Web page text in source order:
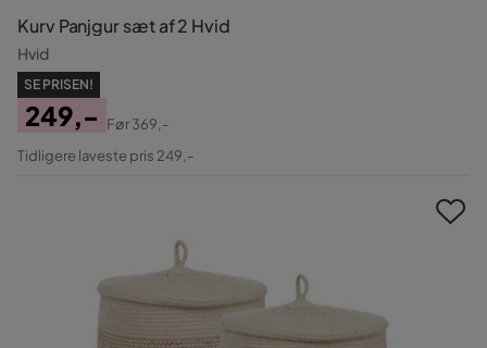
Kurv Panjgur sæt af 2 Hvid
Hvid
SE PRISEN!
Pris
249,-
Original
Før369,-
Tidligere laveste pris 249,-